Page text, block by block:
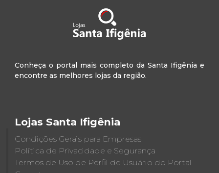
Conheça o portal mais completo da Santa Ifigênia e
encontre as melhores lojas da região.
Lojas Santa Ifigênia
Condições Gerais para Empresas
Política de Privacidade e Segurança
Termos de Uso de Perfil de Usuário do Portal